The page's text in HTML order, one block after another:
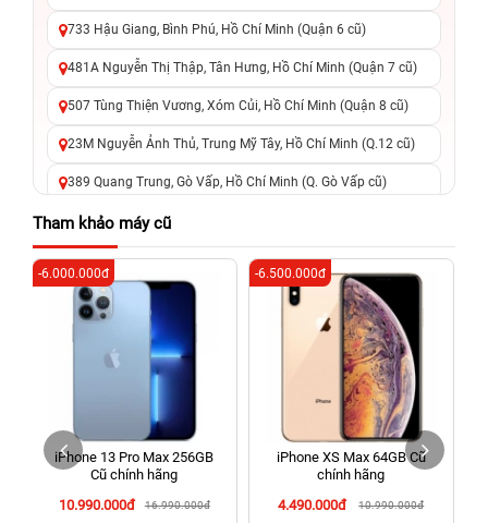
733 Hậu Giang, Bình Phú, Hồ Chí Minh (Quận 6 cũ)
481A Nguyễn Thị Thập, Tân Hưng, Hồ Chí Minh (Quận 7 cũ)
507 Tùng Thiện Vương, Xóm Củi, Hồ Chí Minh (Quận 8 cũ)
23M Nguyễn Ảnh Thủ, Trung Mỹ Tây, Hồ Chí Minh (Q.12 cũ)
389 Quang Trung, Gò Vấp, Hồ Chí Minh (Q. Gò Vấp cũ)
625 - 625A Âu Cơ, Tân Phú, Hồ Chí Minh (Quận Tân Phú cũ)
326 Lê Văn Việt, Tăng Nhơn Phú, Hồ Chí Minh (Q.9 TP. Thủ
Đức cũ)
256 Võ Văn Ngân, Thủ Đức, Hồ Chí Minh (Bình Thọ, TP. Thủ
70 Nguyễn An Ninh, Dĩ An, Hồ Chí Minh (Bình Dương Cũ)
24h Vũng Tàu: 162A Ba Cu, Vũng Tàu, Hồ Chí Minh (TP. Vũng
Tàu cũ)
198 Hoàng Văn Thụ, Tân Sơn Nhất, Hồ Chí Minh (Tân Bình
Tham khảo máy cũ
iPhone 13 Pro Max 256GB
Cũ chính hãng
10.990.000đ
16.990.000đ
-6.000.000đ
iPhone XS Max 64GB Cũ
chính hãng
4.490.000đ
10.990.000đ
-6.500.000đ